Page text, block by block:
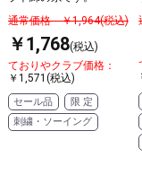
通常価格 ￥1,964(税込)
￥1,768(税込)
ておりやクラブ価格：
￥1,571(税込)
セール品
限 定
刺繍・ソーイング